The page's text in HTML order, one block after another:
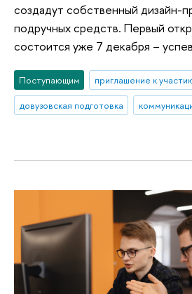
создадут собственный дизайн-
подручных средств. Первый
состоится уже 7 декабря –
Поступающим
приглашение к
довузовская подготовка